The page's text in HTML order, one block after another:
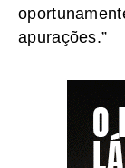
apurações.”